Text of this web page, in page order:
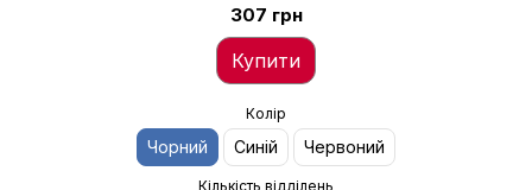
307 грн
Купити
Колір
Чорний Синій Червоний
Кількість відділень